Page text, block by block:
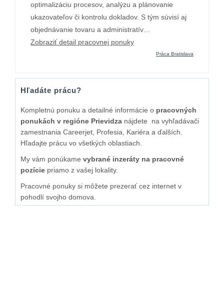
optimalizáciu procesov, analýzu a plánovanie
ukazovateľov či kontrolu dokladov. S tým súvisí aj
objednávanie tovaru a administratív…
Zobraziť detail pracovnej ponuky
Práca Bratislava
Hľadáte prácu?
Kompletnú ponuku a detailné informácie o pracovných
ponukách v regióne Prievidza nájdete na vyhľadávači
zamestnania Careerjet, Profesia, Kariéra a ďalších.
Hľadajte prácu vo všetkých oblastiach.
My vám ponúkame vybrané inzeráty na pracovné
pozície priamo z vašej lokality.
Pracovné ponuky si môžete prezerať cez internet v
pohodlí svojho domova.